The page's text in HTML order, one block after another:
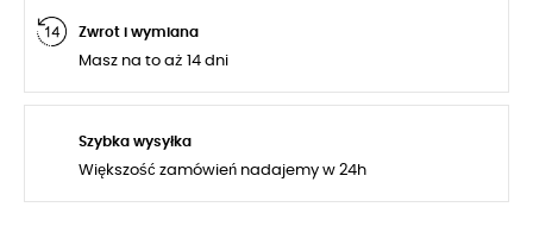
Zwrot i wymiana
Masz na to aż 14 dni
Szybka wysyłka
Większość zamówień nadajemy w 24h